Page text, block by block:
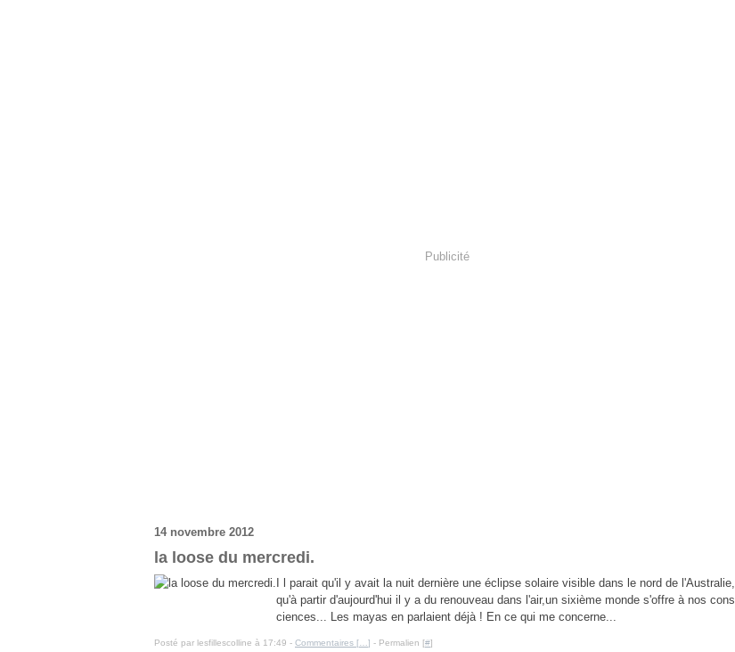
Publicité
14 novembre 2012
la loose du mercredi.
I l parait qu'il y avait la nuit dernière une éclipse solaire visible dans le nord de l'Australie,
qu'à partir d'aujourd'hui il y a du renouveau dans l'air,un sixième monde s'offre à nos cons
ciences... Les mayas en parlaient déjà ! En ce qui me concerne...
Posté par lesfillescolline à 17:49 - Commentaires [ ] - Permalien [#]